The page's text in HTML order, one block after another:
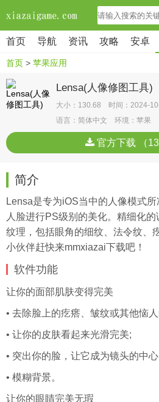
首页 导航 资讯 攻略 安卓
首页 > 苹果应用
Lensa(人像修图工具)
大小：130.68 时间：2024-
语言：简体中文 环境：苹果
官方下载 （
简介
Lensa是专为iOS当中的人像模式所
人脸进行PS级别的美化。精细化
纹理，包括眼角的细纹、法令纹、
小伙伴赶快来mmxiazai下载吧！
软件功能
让你的面部肌肤变得完美
• 去除脸上的疙瘩、皱纹或其他恼
• 让你的皮肤看起来光滑完美;
• 突出你的脸，让它成为镜头的中
• 模糊背景。
让你的眼睛完美无瑕